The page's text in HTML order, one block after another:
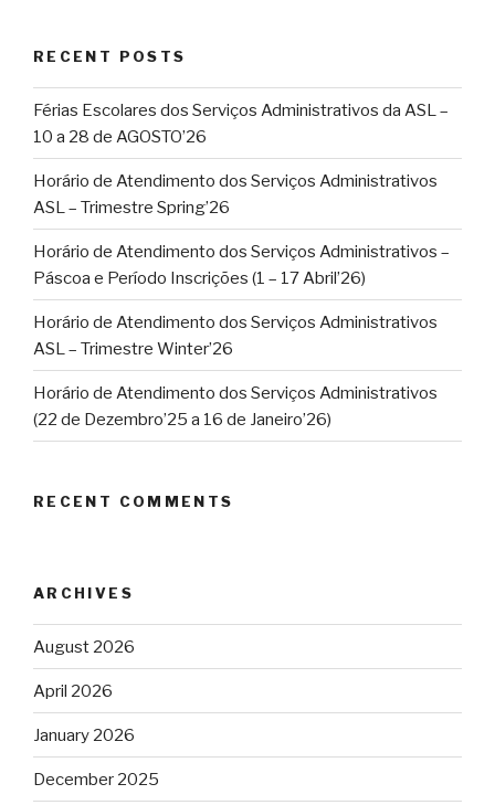
RECENT POSTS
Férias Escolares dos Serviços Administrativos da ASL –
10 a 28 de AGOSTO’26
Horário de Atendimento dos Serviços Administrativos
ASL – Trimestre Spring’26
Horário de Atendimento dos Serviços Administrativos –
Páscoa e Período Inscrições (1 – 17 Abril’26)
Horário de Atendimento dos Serviços Administrativos
ASL – Trimestre Winter’26
Horário de Atendimento dos Serviços Administrativos
(22 de Dezembro’25 a 16 de Janeiro’26)
RECENT COMMENTS
ARCHIVES
August 2026
April 2026
January 2026
December 2025